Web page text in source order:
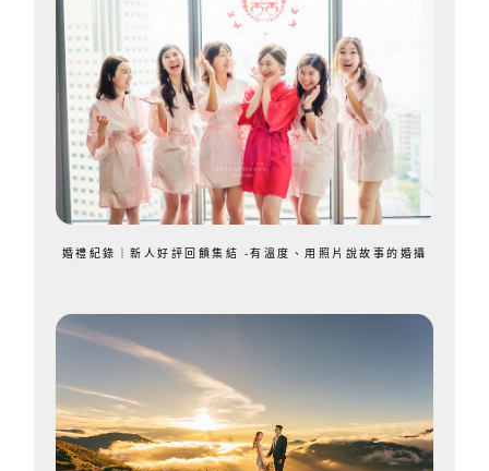
婚禮紀錄｜新人好評回饋集結 -有溫度、用照片說故事的婚攝